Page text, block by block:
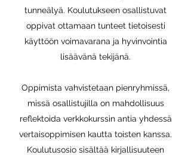
tunneälyä. Koulutukseen osallistuvat
oppivat ottamaan tunteet tietoisesti
käyttöön voimavarana ja hyvinvointia
lisäävänä tekijänä.
Oppimista vahvistetaan pienryhmissä,
missä osallistujilla on mahdollisuus
reflektoida verkkokurssin antia yhdessä
vertaisoppimisen kautta toisten kanssa.
Koulutusosio sisältää kirjallisuuteen